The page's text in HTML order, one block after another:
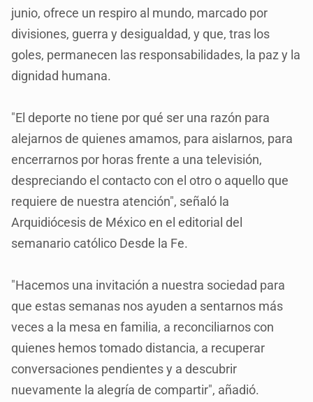
junio, ofrece un respiro al mundo, marcado por
divisiones, guerra y desigualdad, y que, tras los
goles, permanecen las responsabilidades, la paz y la
dignidad humana.
"El deporte no tiene por qué ser una razón para
alejarnos de quienes amamos, para aislarnos, para
encerrarnos por horas frente a una televisión,
despreciando el contacto con el otro o aquello que
requiere de nuestra atención", señaló la
Arquidiócesis de México en el editorial del
semanario católico Desde la Fe.
"Hacemos una invitación a nuestra sociedad para
que estas semanas nos ayuden a sentarnos más
veces a la mesa en familia, a reconciliarnos con
quienes hemos tomado distancia, a recuperar
conversaciones pendientes y a descubrir
nuevamente la alegría de compartir", añadió.